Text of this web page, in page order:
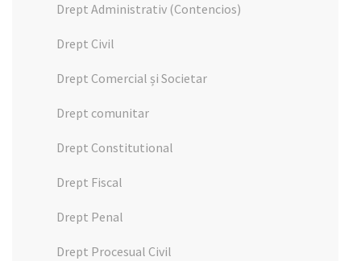
Drept Administrativ (Contencios)
Drept Civil
Drept Comercial și Societar
Drept comunitar
Drept Constitutional
Drept Fiscal
Drept Penal
Drept Procesual Civil